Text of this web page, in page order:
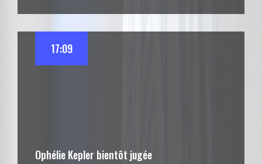
Ophélie Kepler bientôt jugée
17:09